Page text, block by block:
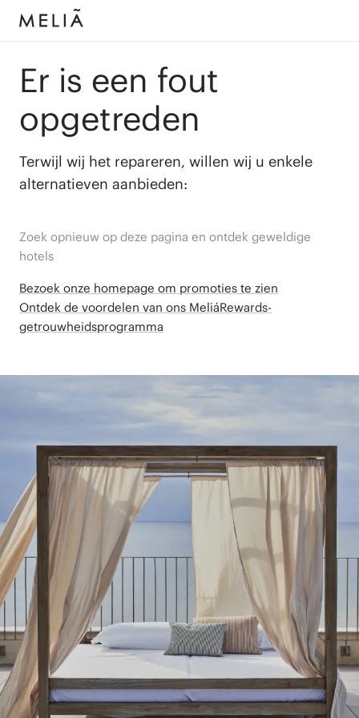
Er is een fout
opgetreden
Terwijl wij het repareren, willen wij u enkele
alternatieven aanbieden:
Zoek opnieuw op deze pagina en ontdek geweldige
hotels
Bezoek onze homepage om promoties te zien
Ontdek de voordelen van ons MeliáRewards-
getrouwheidsprogramma